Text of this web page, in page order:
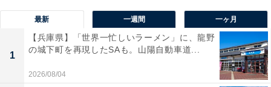
最新 一週間 一ヶ月
1
【兵庫県】「世界一忙しいラーメン」に、龍野
の城下町を再現したSAも。山陽自動車道...
2026/08/04